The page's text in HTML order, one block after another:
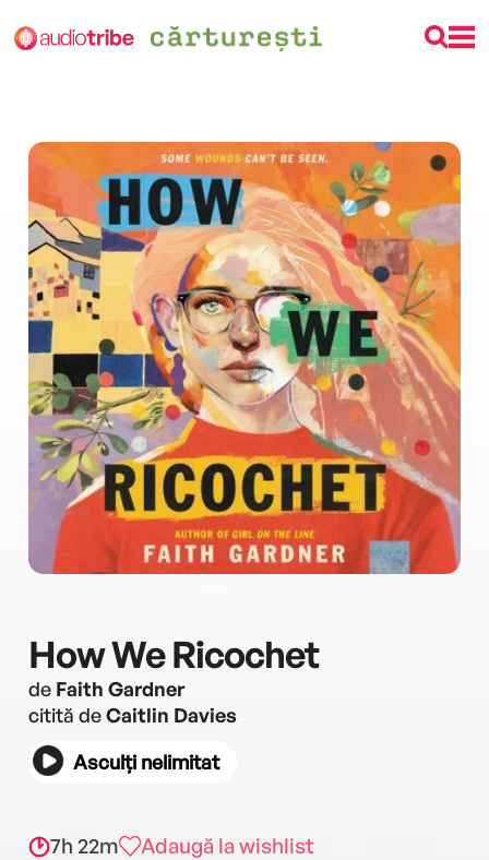
How We Ricochet
de Faith Gardner
citită deCaitlin Davies
Asculți nelimitat
7h 22m Adaugă la wishlist